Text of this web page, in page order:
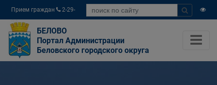
Прием граждан
2-29-
04
БЕЛОВО
Портал Администрации
Беловского городского округа